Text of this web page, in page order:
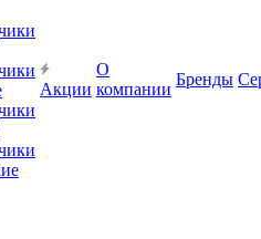
Акции
О
компании
Бренды